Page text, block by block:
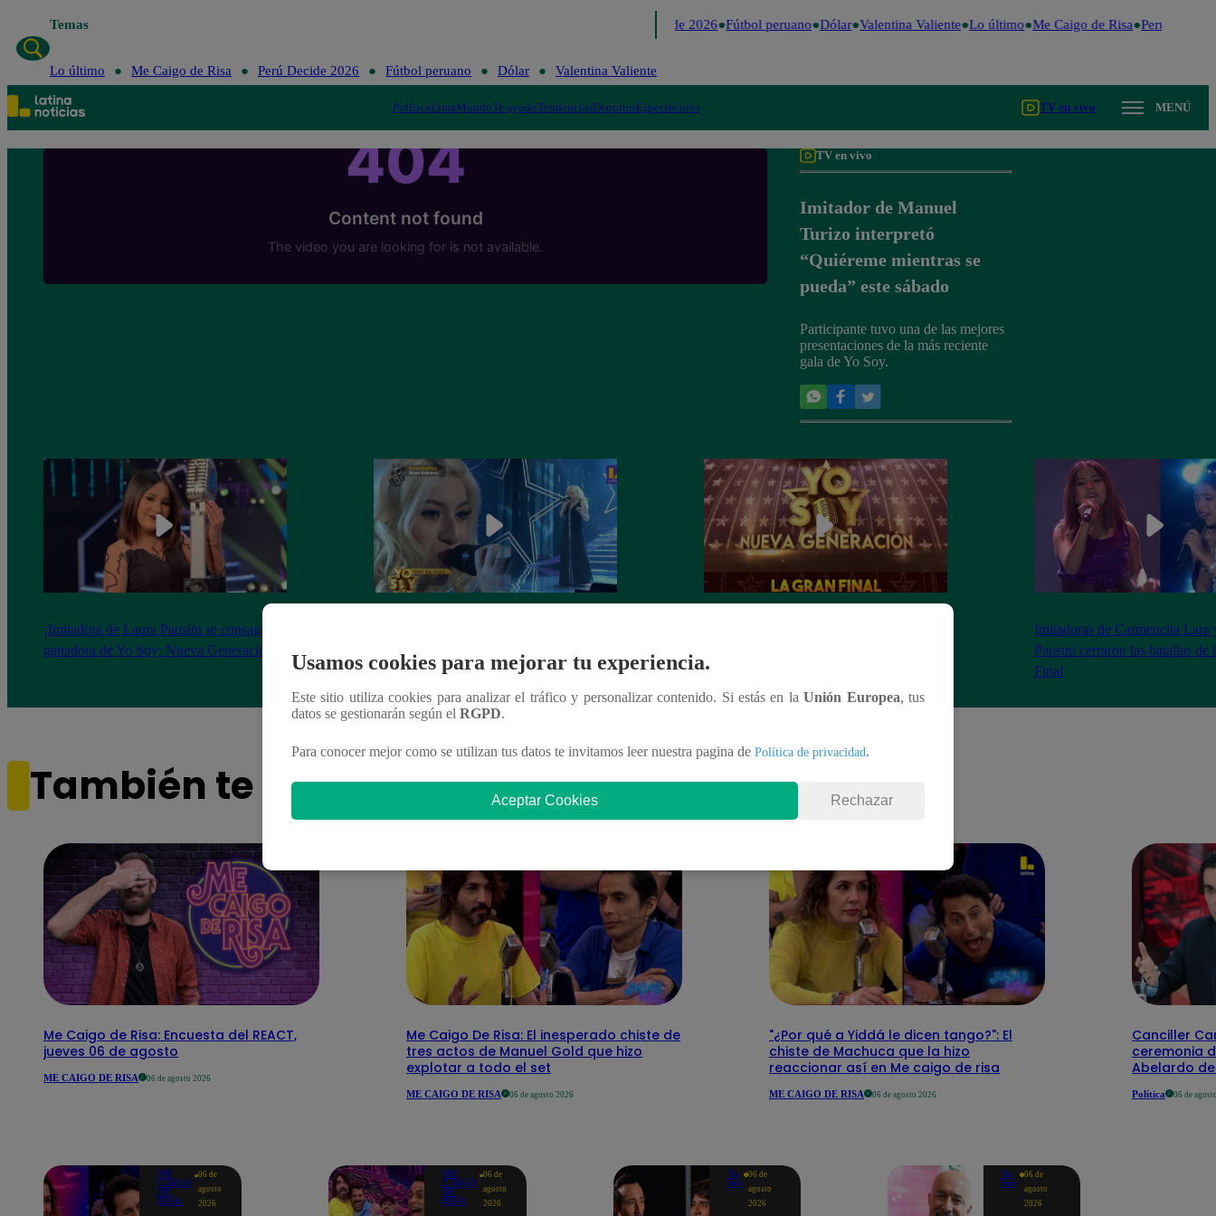
Temas Perú Decide 2026 Fútbol peruano Dólar Valentina Valiente Lo último Me Caigo de Risa Perú Decide
Lo último Me Caigo de Risa Perú Decide 2026 Fútbol peruano Dólar Valentina Valiente
PolíticaLimaMundoTe ayudoTendenciasDeportesEspectáculos TV en vivo MENÚ
TV en vivo
Imitador de Manuel
Turizo interpretó
“Quiéreme mientras se
pueda” este sábado
Participante tuvo una de las mejores
presentaciones de la más reciente
gala de Yo Soy.
¡Imitadora de Laura Pausini se consagró
ganadora de Yo Soy: Nueva Generación!
Generación!
Imitadoras de Carmencita Lara
Pausini cerraron las batallas de
Final
También te puede interesar
Me Caigo de Risa: Encuesta del REACT,
jueves 06 de agosto
ME CAIGO DE RISA 06 de agosto 2026
Me Caigo De Risa: El inesperado chiste de
tres actos de Manuel Gold que hizo
explotar a todo el set
ME CAIGO DE RISA 06 de agosto 2026
"¿Por qué a Yiddá le dicen tango?": El
chiste de Machuca que la hizo
reaccionar así en Me caigo de risa
ME CAIGO DE RISA 06 de agosto 2026
Canciller
ceremonia
Abelardo
Política 06 de
ME
CAIGO
DE
RISA
06 de
agosto
2026
ME
CAIGO
DE
RISA
06 de
agosto
2026
Yo
Soy
06 de
agosto
2026
Yo
Soy
06 de
agosto
2026
Usamos cookies para mejorar tu experiencia.
Este sitio utiliza cookies para analizar el tráfico y personalizar contenido. Si estás en laUnión Europea, tus
datos se gestionarán según el RGPD.
Para conocer mejor como se utilizan tus datos te invitamos leer nuestra pagina de Política de privacidad.
Aceptar Cookies Rechazar